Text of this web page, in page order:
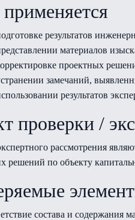
применяется
результатов
материалов
проектных
замечаний,
результатов
проверки /
рассмотрения
решений по объекту
состава и